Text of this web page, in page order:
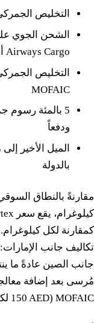
التخليص
Airways Cargo أو Cathay Cargo، خدمات مباشرة
التخليص
MOFAIC
ودفعاً
الميل الأخير
بالدولة
كمقارنة لكل
مُرسى بعد إضافة
MOFAIC (150 AED لكل فاتورة) والميل الأخير.